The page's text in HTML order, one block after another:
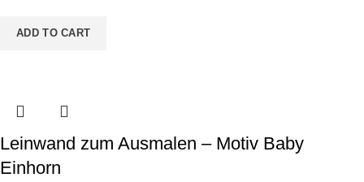
quantity
ADD TO CART
Leinwand zum Ausmalen – Motiv Baby
Einhorn